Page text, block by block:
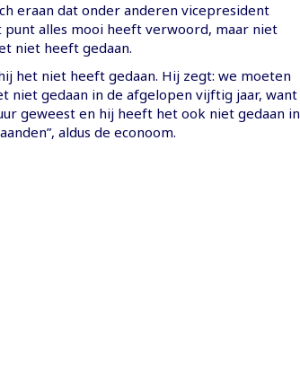
eraan dat onder anderen vicepresident
punt alles mooi heeft verwoord, maar niet
niet heeft gedaan.
het niet heeft gedaan. Hij zegt: we moeten
niet gedaan in de afgelopen vijftig jaar, want
geweest en hij heeft het ook niet gedaan in
aldus de econoom.